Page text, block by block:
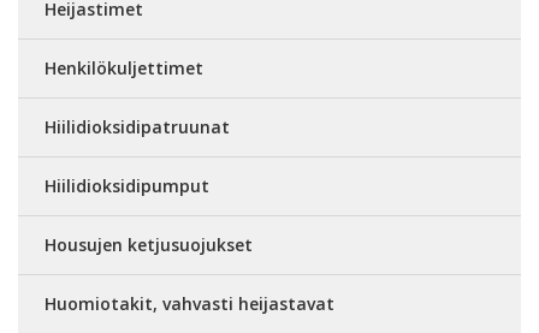
Heijastimet
Henkilökuljettimet
Hiilidioksidipatruunat
Hiilidioksidipumput
Housujen ketjusuojukset
Huomiotakit, vahvasti heijastavat